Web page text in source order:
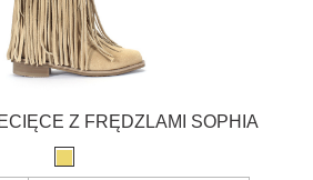
Z FRĘDZLAMI SOPHIA